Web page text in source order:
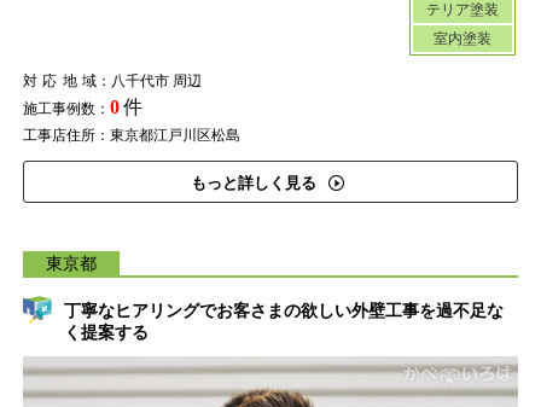
テリア塗装
室内塗装
対応地域：八千代市 周辺
施工事例数： 0件
工事店住所：東京都江戸川区松島
もっと詳しく見る
東京都
丁寧なヒアリングでお客さまの欲しい外壁工事を過不足な
く提案する